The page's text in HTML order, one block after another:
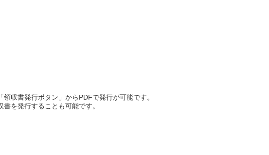
収書発行ボタン」からPDFで発行が可能です。
を発行することも可能です。